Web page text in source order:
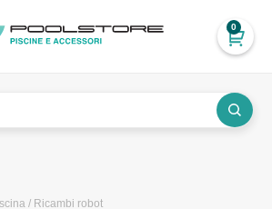
0
/ Ricambi robot